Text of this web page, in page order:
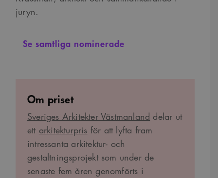
juryn.
Se samtliga nominerade
Om priset
Sveriges Arkitekter Västmanland delar ut
ett arkitekturpris för att lyfta fram
intressanta arkitektur- och
gestaltningsprojekt som under de
senaste fem åren genomförts i